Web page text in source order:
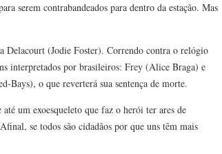
serem contrabandeados para dentro da estação. Mas
Delacourt (Jodie Foster). Correndo contra o relógio
interpretados por brasileiros: Frey (Alice Braga) e
Bays), o que reverterá sua sentença de morte.
um exoesqueleto que faz o herói ter ares de
se todos são cidadãos por que uns têm mais